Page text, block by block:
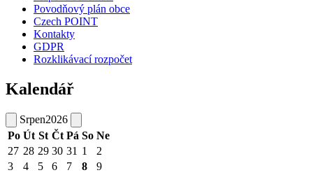
Povodňový plán obce
Czech POINT
Kontakty
GDPR
Rozklikávací rozpočet
Kalendář
Srpen2026
Po Út St Čt Pá So Ne
27 28 29 30 31 1
2
3
4 5 6 7 8
9